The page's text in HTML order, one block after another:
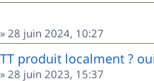
» 28 juin 2024, 10:27
produit localment ?
» 28 juin 2023, 15:37